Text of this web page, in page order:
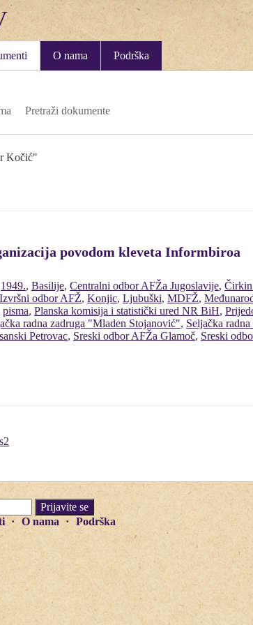
O nama Podrška
Pretraži dokumente
Kočić"
povodom kleveta Informbiroa
1949., Basilije, Centralni odbor AFŽa Jugoslavije,
Izvršni odbor AFŽ, Konjic, Ljubuški, MDFŽ,
pisma, Planska komisija i statistički ured NR BiH,
radna zadruga "Mladen Stojanović", Seljačka radna
Petrovac, Sreski odbor AFŽa Glamoč, Sreski
O nama
Podrška